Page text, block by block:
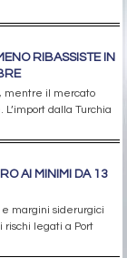
RIBASSISTE IN
mentre il mercato
dalla Turchia
AI MINIMI DA 13
margini siderurgici
rischi legati a Port